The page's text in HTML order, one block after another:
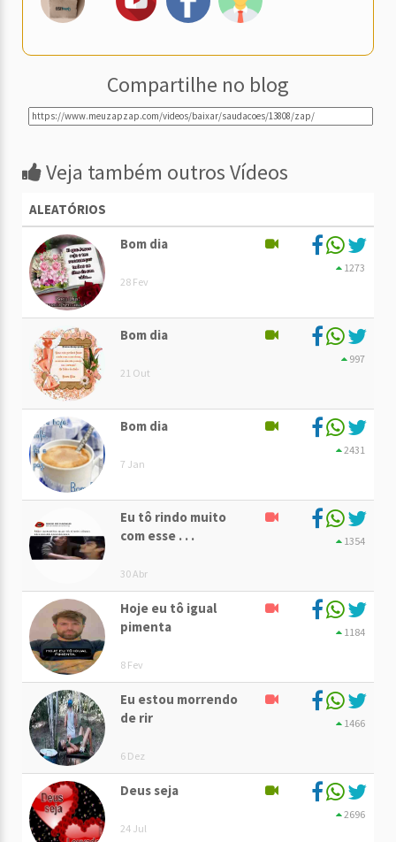
Compartilhe no blog
Veja também outros Vídeos
ALEATÓRIOS
Bom dia
28 Fev
1273
Bom dia
21 Out
997
Bom dia
7 Jan
2431
Eu tô rindo muito
com esse . . .
30 Abr
1354
Hoje eu tô igual
pimenta
8 Fev
1184
Eu estou morrendo
de rir
6 Dez
1466
Deus seja
24 Jul
2696